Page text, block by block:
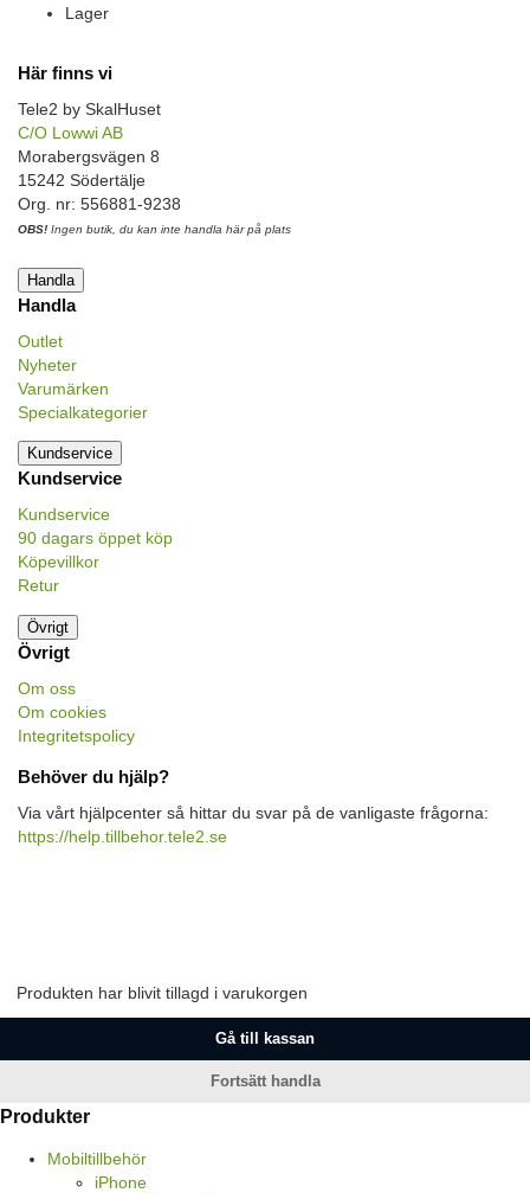
Lager
Här finns vi
Tele2 by SkalHuset
C/O Lowwi AB
Morabergsvägen 8
15242 Södertälje
Org. nr: 556881-9238
OBS! Ingen butik, du kan inte handla här på plats
Handla
Handla
Outlet
Nyheter
Varumärken
Specialkategorier
Kundservice
Kundservice
Kundservice
90 dagars öppet köp
Köpevillkor
Retur
Övrigt
Övrigt
Om oss
Om cookies
Integritetspolicy
Behöver du hjälp?
Via vårt hjälpcenter så hittar du svar på de vanligaste frågorna:
https://help.tillbehor.tele2.se
Produkten har blivit tillagd i varukorgen
Gå till kassan
Fortsätt handla
Produkter
Mobiltillbehör
iPhone